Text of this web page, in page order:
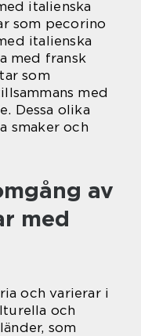
italienska
som pecorino
italienska
med fransk
som
med
Dessa olika
smaker och
av
med
och varierar i
och
som